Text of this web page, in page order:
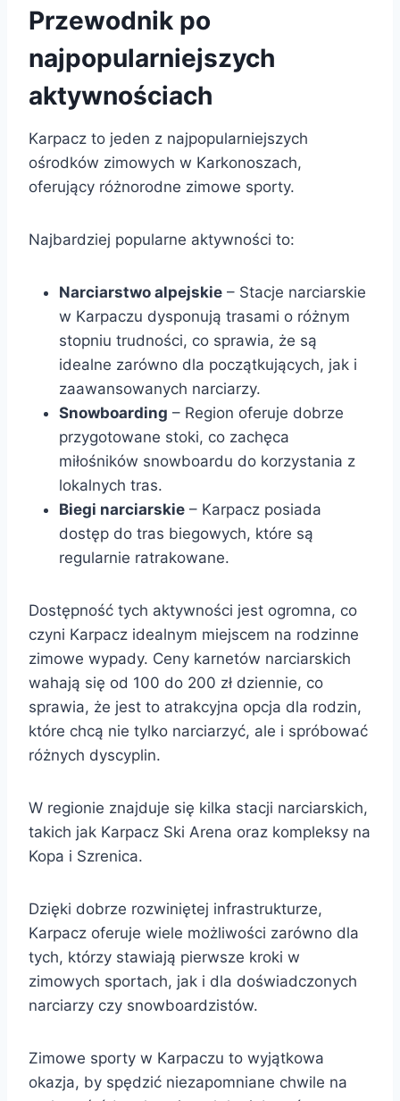
Przewodnik po
najpopularniejszych
aktywnościach
Karpacz to jeden z najpopularniejszych
ośrodków zimowych w Karkonoszach,
oferujący różnorodne zimowe sporty.
Najbardziej popularne aktywności to:
Narciarstwo alpejskie – Stacje narciarskie
w Karpaczu dysponują trasami o różnym
stopniu trudności, co sprawia, że są
idealne zarówno dla początkujących, jak i
zaawansowanych narciarzy.
Snowboarding – Region oferuje dobrze
przygotowane stoki, co zachęca
miłośników snowboardu do korzystania z
lokalnych tras.
Biegi narciarskie – Karpacz posiada
dostęp do tras biegowych, które są
regularnie ratrakowane.
Dostępność tych aktywności jest ogromna, co
czyni Karpacz idealnym miejscem na rodzinne
zimowe wypady. Ceny karnetów narciarskich
wahają się od 100 do 200 zł dziennie, co
sprawia, że jest to atrakcyjna opcja dla rodzin,
które chcą nie tylko narciarzyć, ale i spróbować
różnych dyscyplin.
W regionie znajduje się kilka stacji narciarskich,
takich jak Karpacz Ski Arena oraz kompleksy na
Kopa i Szrenica.
Dzięki dobrze rozwiniętej infrastrukturze,
Karpacz oferuje wiele możliwości zarówno dla
tych, którzy stawiają pierwsze kroki w
zimowych sportach, jak i dla doświadczonych
narciarzy czy snowboardzistów.
Zimowe sporty w Karpaczu to wyjątkowa
okazja, by spędzić niezapomniane chwile na